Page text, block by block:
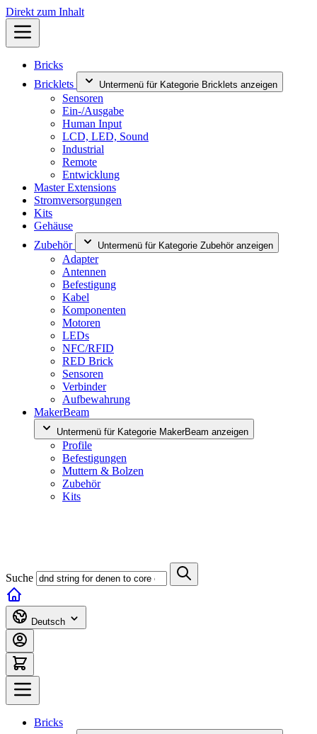
Direkt zum Inhalt
Bricks
Bricklets
Untermenü für Kategorie Bricklets anzeigen
Sensoren
Ein-/Ausgabe
Human Input
LCD, LED, Sound
Industrial
Remote
Entwicklung
Master Extensions
Stromversorgungen
Kits
Gehäuse
Zubehör
Untermenü für Kategorie Zubehör anzeigen
Adapter
Antennen
Befestigung
Kabel
Komponenten
Motoren
LEDs
NFC/RFID
RED Brick
Sensoren
Verbinder
Aufbewahrung
MakerBeam
Untermenü für Kategorie MakerBeam anzeigen
Profile
Befestigungen
Muttern & Bolzen
Zubehör
Kits
Suche
Deutsch
Bricks